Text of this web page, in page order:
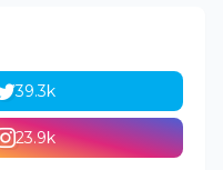
39.3k
23.9k